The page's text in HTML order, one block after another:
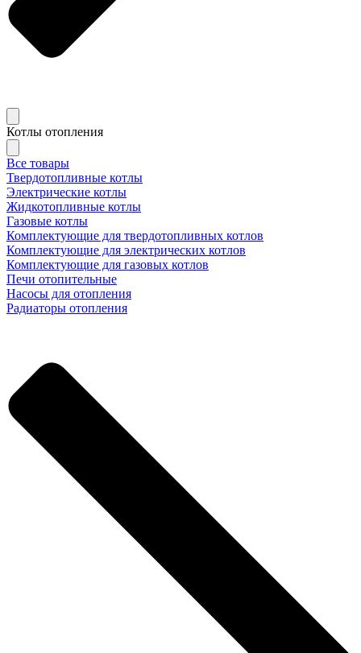
Котлы отопления
Все товары
Твердотопливные котлы
Электрические котлы
Жидкотопливные котлы
Газовые котлы
Комплектующие для твердотопливных котлов
Комплектующие для электрических котлов
Комплектующие для газовых котлов
Печи отопительные
Насосы для отопления
Радиаторы отопления